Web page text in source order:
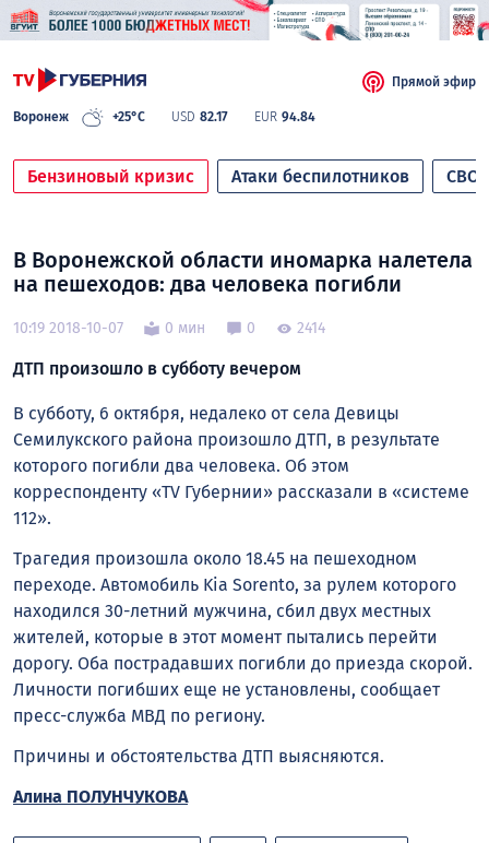
Воронеж +25°C USD 82.17 EUR 94.84
Прямой эфир
Бензиновый кризис Атаки беспилотников СВО
В Воронежской области иномарка налетела
на пешеходов: два человека погибли
10:19 2018-10-07 0 мин 0 2414
ДТП произошло в субботу вечером
В субботу, 6 октября, недалеко от села Девицы
Семилукского района произошло ДТП, в результате
которого погибли два человека. Об этом
корреспонденту «TV Губернии» рассказали в «системе
112».
Трагедия произошла около 18.45 на пешеходном
переходе. Автомобиль Kia Sorento, за рулем которого
находился 30-летний мужчина, сбил двух местных
жителей, которые в этот момент пытались перейти
дорогу. Оба пострадавших погибли до приезда скорой.
Личности погибших еще не установлены, сообщает
пресс-служба МВД по региону.
Причины и обстоятельства ДТП выясняются.
Алина ПОЛУНЧУКОВА